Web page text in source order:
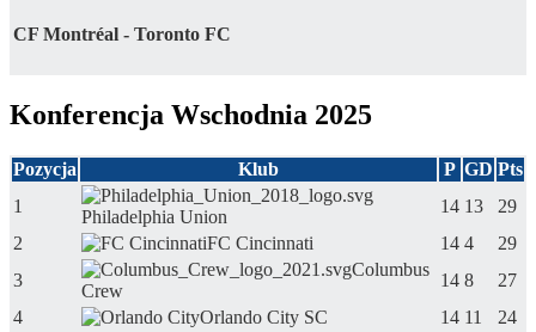
CF Montréal - Toronto FC
Konferencja Wschodnia 2025
Pozycja Klub P GD Pts
1
Philadelphia Union
14 13
29
2
FC Cincinnati 14 4
29
3
Columbus
Crew
14 8
27
4
Orlando City SC 14 11
24